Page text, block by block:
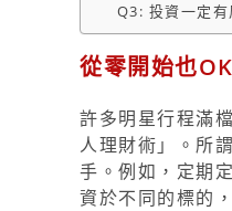
Q3: 投資一定有
從零開始也
許多明星行程滿
人理財術」。所
手。例如，定期
資於不同的標的